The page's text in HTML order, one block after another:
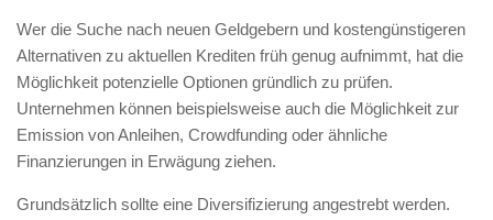
Wer die Suche nach neuen Geldgebern und kostengünstigeren
Alternativen zu aktuellen Krediten früh genug aufnimmt, hat die
Möglichkeit potenzielle Optionen gründlich zu prüfen.
Unternehmen können beispielsweise auch die Möglichkeit zur
Emission von Anleihen, Crowdfunding oder ähnliche
Finanzierungen in Erwägung ziehen.
Grundsätzlich sollte eine Diversifizierung angestrebt werden.